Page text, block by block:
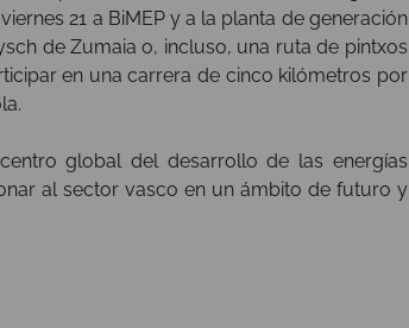
21 a BiMEP y a la planta de generación
de Zumaia o, incluso, una ruta de pintxos
en una carrera de cinco kilómetros por
global del desarrollo de las energías
al sector vasco en un ámbito de futuro y